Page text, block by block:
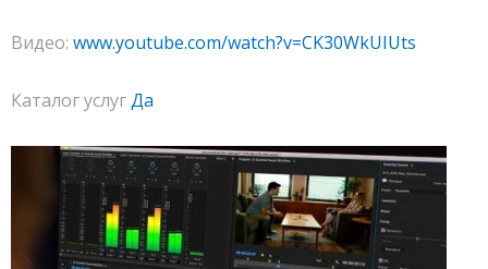
Видео: www.youtube.com/watch?v=CK30WkUIUts
Каталог услугДа